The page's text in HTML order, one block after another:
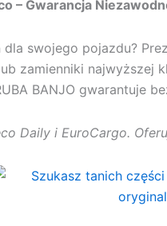
– Gwarancja
swojego pojazdu?
zamienniki
BANJO gwarantuje
Daily i EuroCargo.